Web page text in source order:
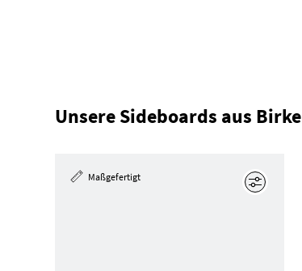
Unsere Sideboards aus Birke
Maßgefertigt